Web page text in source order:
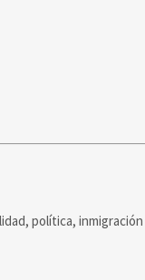
política,